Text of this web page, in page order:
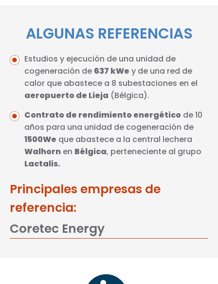
ALGUNAS REFERENCIAS
Estudios y ejecución de una unidad de
cogeneración de 637 kWe y de una red de
calor que abastece a 8 subestaciones en el
aeropuerto de Lieja (Bélgica).
Contrato de rendimiento energético de 10
años para una unidad de cogeneración de
1500We que abastece a la central lechera
Walhorn en Bélgica, perteneciente al grupo
Lactalis.
Principales empresas de
referencia:
Coretec Energy